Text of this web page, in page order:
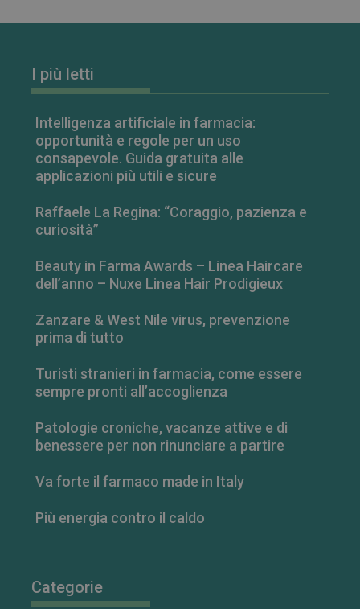
I più letti
Intelligenza artificiale in farmacia:
opportunità e regole per un uso
consapevole. Guida gratuita alle
applicazioni più utili e sicure
Raffaele La Regina: “Coraggio, pazienza e
curiosità”
Beauty in Farma Awards – Linea Haircare
dell’anno – Nuxe Linea Hair Prodigieux
Zanzare & West Nile virus, prevenzione
prima di tutto
Turisti stranieri in farmacia, come essere
sempre pronti all’accoglienza
Patologie croniche, vacanze attive e di
benessere per non rinunciare a partire
Va forte il farmaco made in Italy
Più energia contro il caldo
Categorie
protette del sito. Il sito web non è in grado di
PHPSESSID
PHP.net
Sessione
_ga_RV9MB13F2Q .farmamese.it
_ga